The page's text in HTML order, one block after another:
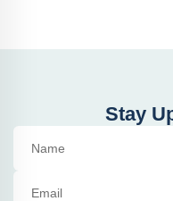
Stay